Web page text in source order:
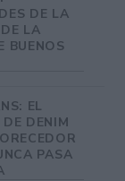
DE LA
LA
BUENOS
EL
DENIM
PASA